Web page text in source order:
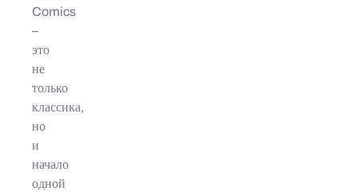
Comics
–
это
не
только
классика,
но
и
начало
одной